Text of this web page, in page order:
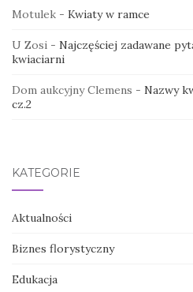
Motulek - Kwiaty w ramce
U Zosi - Najczęściej zadawane
kwiaciarni
Dom aukcyjny Clemens - Nazwy
cz.2
KATEGORIE
Aktualności
Biznes florystyczny
Edukacja